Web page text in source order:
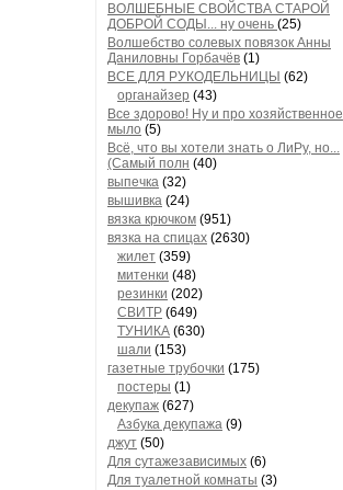
ВОЛШЕБНЫЕ СВОЙСТВА СТАРОЙ
ДОБРОЙ СОДЫ... ну очень (25)
Волшебство солевых повязок Анны
Даниловны Горбачёв (1)
ВСЕ ДЛЯ РУКОДЕЛЬНИЦЫ (62)
органайзер (43)
Все здорово! Ну и про хозяйственное
мыло (5)
Всё, что вы хотели знать о ЛиРу, но...
(Самый полн (40)
выпечка (32)
вышивка (24)
вязка крючком (951)
вязка на спицах (2630)
жилет (359)
митенки (48)
резинки (202)
СВИТР (649)
ТУНИКА (630)
шали (153)
газетные трубочки (175)
постеры (1)
декупаж (627)
Азбука декупажа (9)
джут (50)
Для сутажезависимых (6)
Для туалетной комнаты (3)